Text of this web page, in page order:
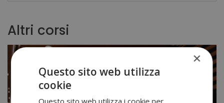
Altri corsi
×
Questo sito web utilizza
cookie
Questo sito web utilizza i cookie per